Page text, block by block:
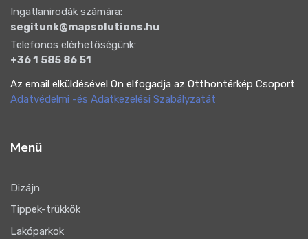
Ingatlanirodák számára:
segitunk@mapsolutions.hu
Telefonos elérhetőségünk:
+36 1 585 86 51
Az email elküldésével Ön elfogadja az Otthontérkép Csoport
Adatvédelmi -és Adatkezelési Szabályzatát
Menü
Dizájn
Tippek-trükkök
Lakóparkok